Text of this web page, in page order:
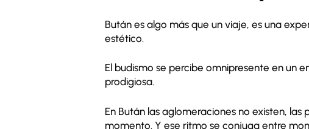
Bután es algo más que un viaje, es una
estético.
El budismo se percibe omnipresente en un
prodigiosa.
En Bután las aglomeraciones no existen,
momento. Y ese ritmo se conjuga entre